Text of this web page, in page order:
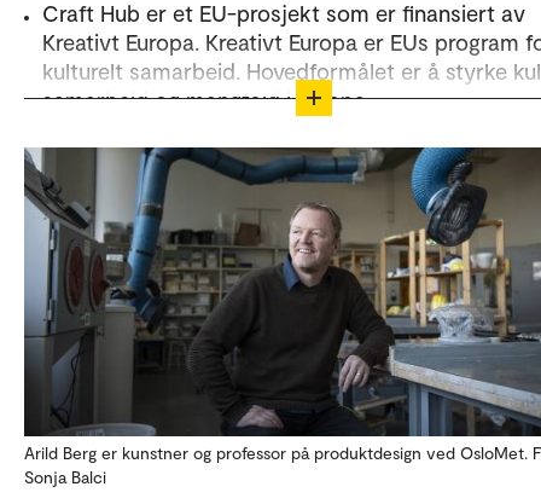
Craft Hub er et EU-prosjekt som er finansiert av
Kreativt Europa. Kreativt Europa er EUs program
kulturelt samarbeid. Hovedformålet er å styrke
samarbeid og mangfold i Europa.
Craft Hub-prosjektet ledes av Carlow County
Ireland. Ved OsloMet er det Institutt for
og Institutt for estetiske fag som driver
forskningsprosjektet.
Forskningsprosjektet retter søkelys på håndverk
lys av kulturarv og hva som kan være
håndverksteknikkenes nye relevans i vår tid og i
framtiden. Prosjektet har som mål å lage et
materialbibliotek, utstillinger og workshops.
Mer om Craft Hub (crafthub.eu)
Arild Berg er kunstner og professor på produktdesign ved OsloMet.
Sonja Balci